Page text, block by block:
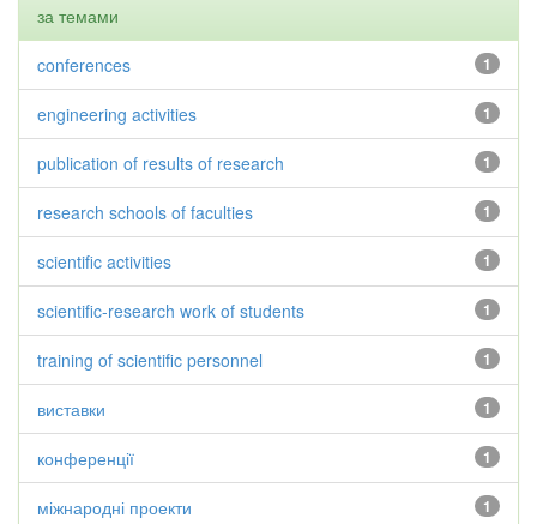
за темами
1
conferences
1
engineering activities
1
publication of results of research
1
research schools of faculties
1
scientific activities
1
scientific-research work of students
1
training of scientific personnel
1
виставки
1
конференції
1
міжнародні проекти